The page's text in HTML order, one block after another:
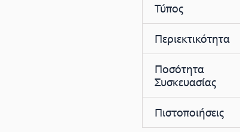
Τύπος
Περιεκτικότητα
Ποσότητα
Συσκευασίας
Πιστοποιήσεις